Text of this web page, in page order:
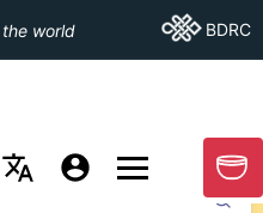
world Go ToBDRC
OF MORE PAGES
GO
Submit